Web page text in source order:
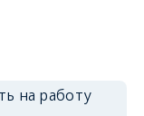
на работу